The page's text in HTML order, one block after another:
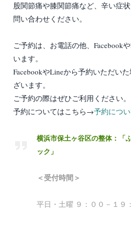
股関節痛や膝関節痛など、辛い症
問い合わせください。
ご予約は、お電話の他、Facebook
います。
FacebookやLineから予約いただい
ざいます。
ご予約の際はぜひご利用ください。
予約についてはこちら→予約につ
横浜市保土ヶ谷区の整体：「
ック」
＜受付時間＞
平日・土曜 ９：００－１９